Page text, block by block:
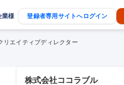
業様 登録者専用サイトへログイン
リエイティブディレクター
株式会社ココラブル